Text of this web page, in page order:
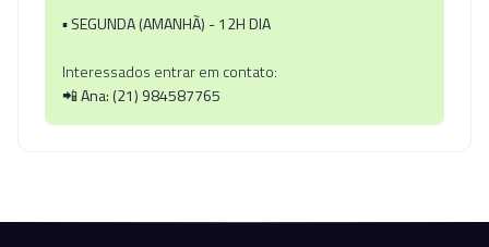
▪️SEGUNDA (AMANHÃ) - 12H DIA
Interessados entrar em contato:
📲Ana: (21) 984587765